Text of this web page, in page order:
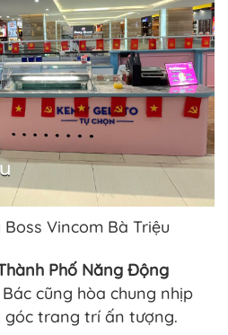
Vincom Bà Triệu
Phố Năng Động
cũng hòa chung nhịp
trang trí ấn tượng.